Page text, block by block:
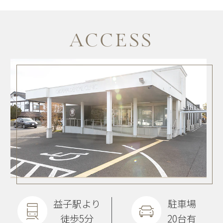
ACCESS
益子駅より
徒歩5分
駐車場
20台有